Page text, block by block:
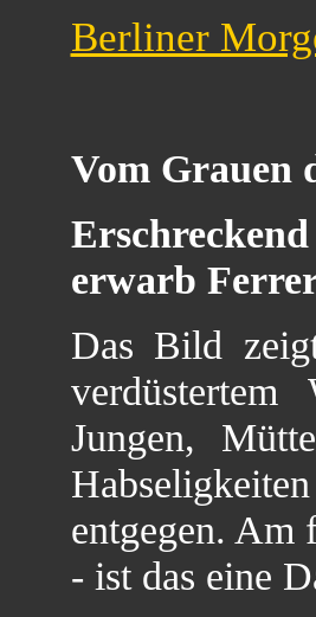
Berliner
Vom Grauen
erwarb
Das Bild
verdüstertem
Jungen,
entgegen. Am
- ist das eine